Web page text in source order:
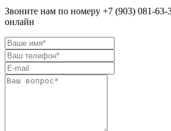
Звоните нам по номеру +7 (903) 081-63-
онлайн